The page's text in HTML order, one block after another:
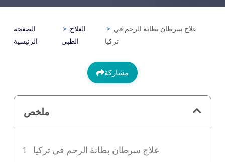
الصفحة
الرئيسية
العلاج
الطبي
تركيا
مشاركة
ملخص
علاج سرطان بطانة الرحم في تركيا